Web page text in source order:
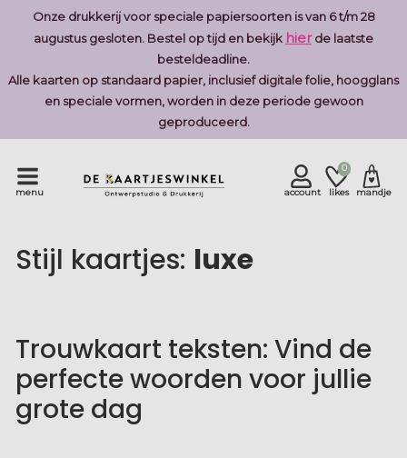
Onze drukkerij voor speciale papiersoorten is van 6 t/m 28
augustus gesloten. Bestel op tijd en bekijk hierde laatste
besteldeadline.
Alle kaarten op standaard papier, inclusief digitale folie, hoogglans
en speciale vormen, worden in deze periode gewoon
geproduceerd.
menu account likes
0
mandje
Stijl kaartjes: luxe
Trouwkaart teksten: Vind de
perfecte woorden voor jullie
grote dag